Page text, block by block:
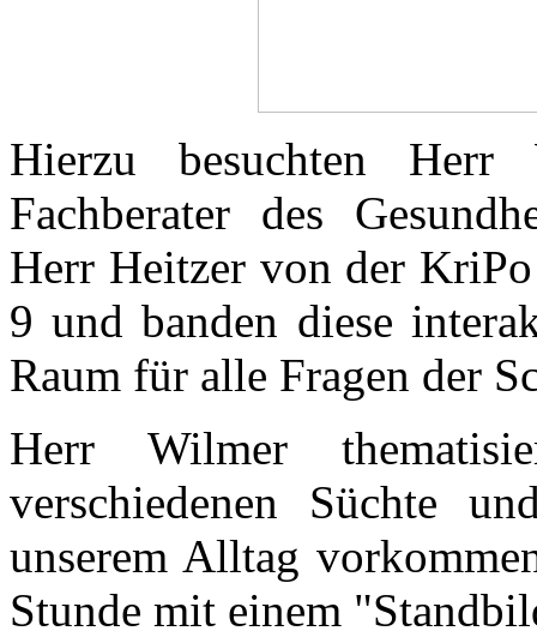
Hierzu besuchten Herr
Fachberater des
Herr Heitzer von der
9 und banden diese
Raum für alle Fragen der
Herr Wilmer
verschiedenen Süchte
unserem Alltag
Stunde mit einem